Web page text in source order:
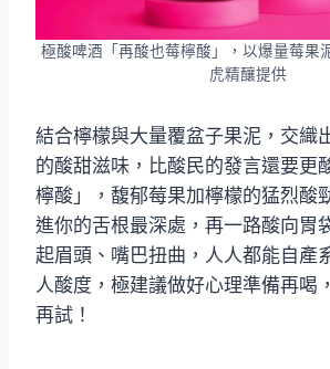
極酸啤酒「再酸也莓檸酸」，以爆量莓果
虎精釀提供
結合檸檬與大量覆盆子果泥，交織
的酸甜滋味，比酸民的發言還要更
檸酸」，馥郁莓果加檸檬的猛烈酸
進你的舌根最深處，再一路酸向胃
起眉頭、嘴巴扭曲，人人都能自產
人酸度，極建議做好心理準備再喝
再試！